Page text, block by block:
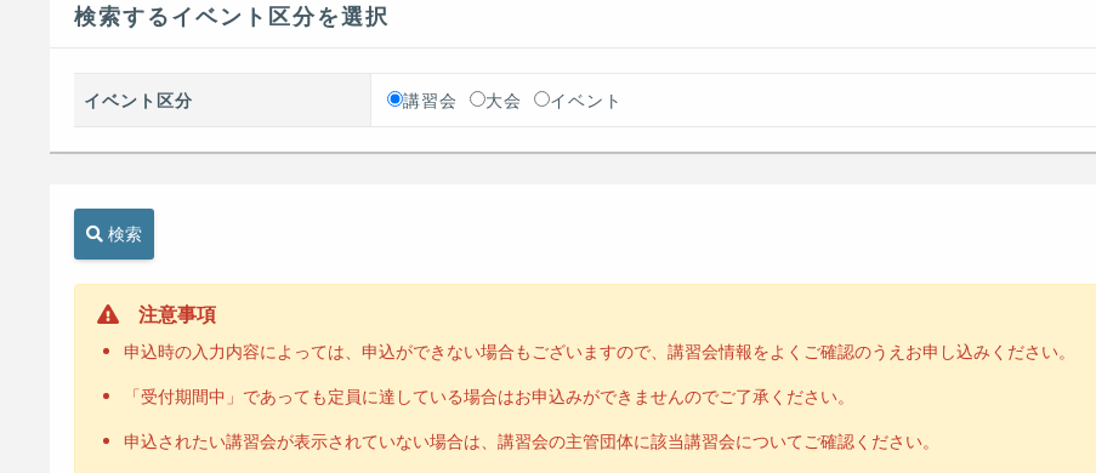
検索するイベント区分を選択
イベント区分 講習会 大会 イベント
検索
注意事項
申込時の入力内容によっては、申込ができない場合もございますので、講習会情報をよくご確認のうえお申し込みください。
「受付期間中」であっても定員に達している場合はお申込みができませんのでご了承ください。
申込されたい講習会が表示されていない場合は、講習会の主管団体に該当講習会についてご確認ください。